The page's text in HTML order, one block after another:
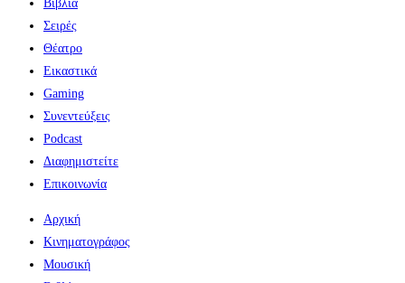
Βιβλία
Σειρές
Θέατρο
Εικαστικά
Gaming
Συνεντεύξεις
Podcast
Διαφημιστείτε
Επικοινωνία
Αρχική
Κινηματογράφος
Μουσική